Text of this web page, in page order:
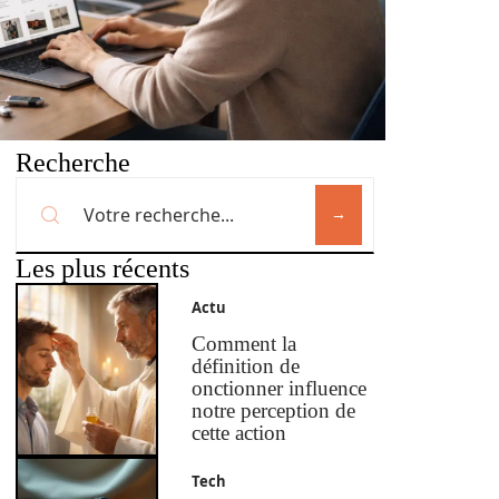
Recherche
Les plus récents
Actu
Comment la
définition de
onctionner influence
notre perception de
cette action
Tech